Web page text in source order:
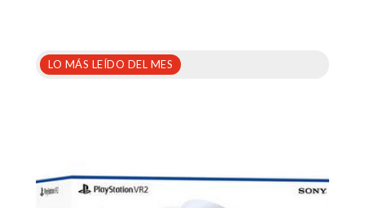
LO MÁS LEÍDO DEL MES